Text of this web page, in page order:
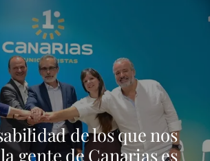
de los que nos
gente de Canarias es